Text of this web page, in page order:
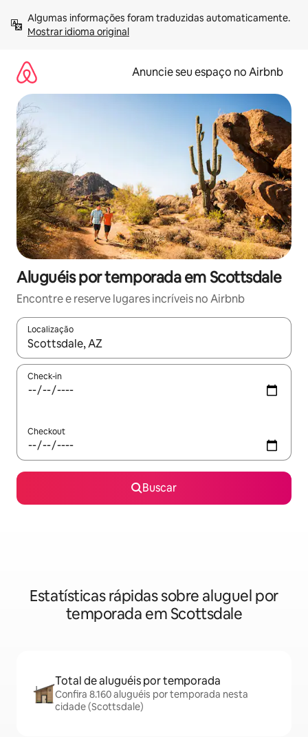
para
Mostrar idioma original
Anuncie seu espaço no Airbnb
Aluguéis por temporada em Scottsdale
Encontre e reserve lugares incríveis no Airbnb
Localização
Quando os resultados estiverem disponíveis, explore-os
Check-in
Checkout
Buscar
Estatísticas rápidas sobre aluguel por
temporada em Scottsdale
Total de aluguéis por temporada
Confira 8.160 aluguéis por temporada nesta
cidade (Scottsdale)